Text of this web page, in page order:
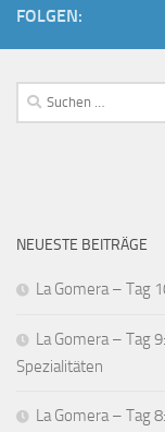
FOLGEN:
Suchen
nach:
NEUESTE BEITRÄGE
La Gomera – Tag
La Gomera – Tag
Spezialitäten
La Gomera – Tag